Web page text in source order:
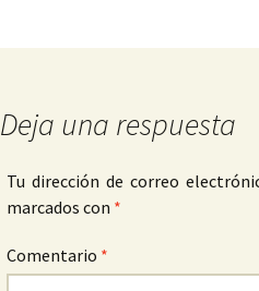
Deja una respuesta
Tu dirección de correo
marcados con *
Comentario *